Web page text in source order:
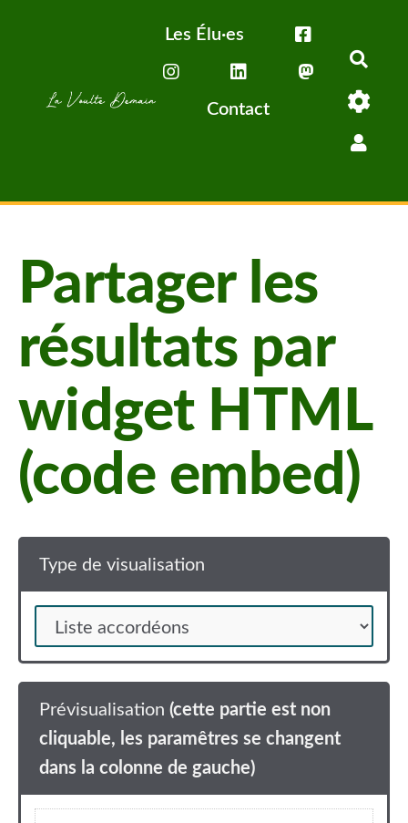
Aller au contenu principal
Les Élu·es
Contact
Partager les
résultats par
widget HTML
(code embed)
Type de visualisation
Prévisualisation (cette partie est non
cliquable, les paramêtres se changent
dans la colonne de gauche)